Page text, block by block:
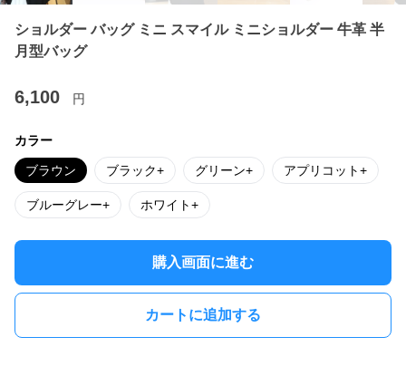
ショルダー バッグ ミニ スマイル ミニショルダー 牛革 半
月型バッグ
6,100 円
カラー
ブラウン ブラック+ グリーン+ アプリコット+
ブルーグレー+ ホワイト+
購入画面に進む
カートに追加する